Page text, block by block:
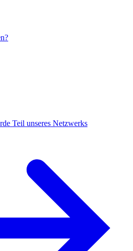
Teil unseres Netzwerks